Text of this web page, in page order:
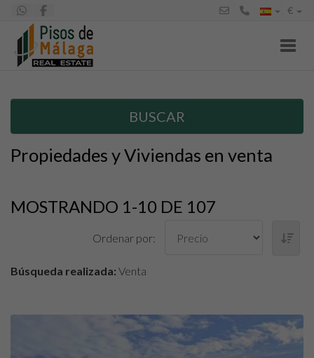
€
BUSCAR
Propiedades y Viviendas en venta
MOSTRANDO 1-10 DE 107
Ordenar por:
Búsqueda realizada: Venta